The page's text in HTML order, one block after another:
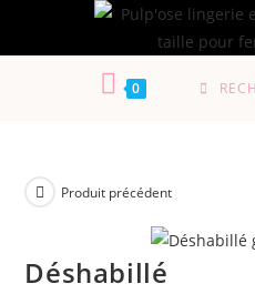
0
Produit précédent
Déshabillé